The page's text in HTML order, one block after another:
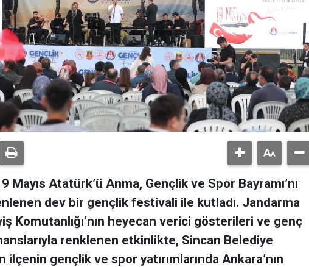
Mayıs Atatürk’ü Anma, Gençlik ve Spor Bayramı’nı
dev bir gençlik festivali ile kutladı. Jandarma
Komutanlığı’nın heyecan verici gösterileri ve genç
renklenen etkinlikte, Sincan Belediye
ilçenin gençlik ve spor yatırımlarında Ankara’nın